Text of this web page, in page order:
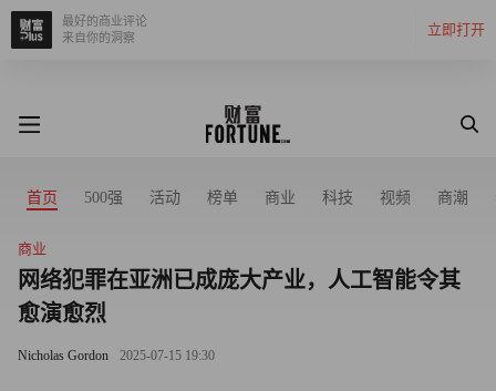
立即打开
最好的商业评论
来自你的洞察
首页 500强 活动 榜单 商业 科技 视频 商潮
商业
网络犯罪在亚洲已成庞大产业，人工智能令其
愈演愈烈
Nicholas Gordon 2025-07-15 19:30